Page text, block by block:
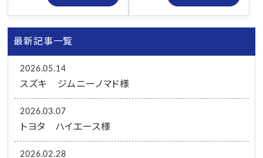
最新記事一覧
2026.05.14
スズキ ジムニーノマド様
2026.03.07
トヨタ ハイエース様
2026.02.28